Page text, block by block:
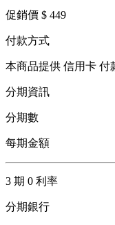
促銷價 $ 449
付款方式
本商品提供 信用卡 付
分期資訊
分期數
每期金額
3 期 0 利率
分期銀行